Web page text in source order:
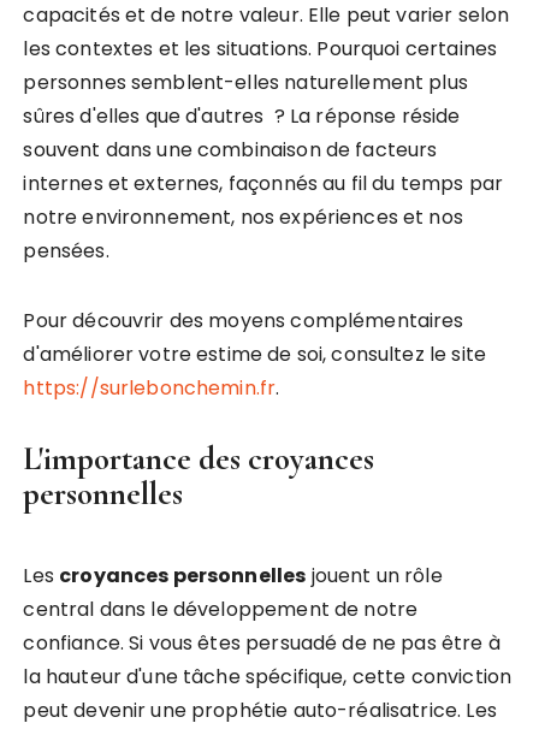
capacités et de notre valeur. Elle peut varier selon
les contextes et les situations. Pourquoi certaines
personnes semblent-elles naturellement plus
sûres d'elles que d'autres ? La réponse réside
souvent dans une combinaison de facteurs
internes et externes, façonnés au fil du temps par
notre environnement, nos expériences et nos
pensées.
Pour découvrir des moyens complémentaires
d'améliorer votre estime de soi, consultez le site
https://surlebonchemin.fr.
L'importance des croyances
personnelles
Les croyances personnelles jouent un rôle
central dans le développement de notre
confiance. Si vous êtes persuadé de ne pas être à
la hauteur d'une tâche spécifique, cette conviction
peut devenir une prophétie auto-réalisatrice. Les